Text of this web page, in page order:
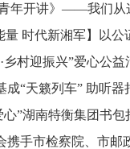
青年开讲》——我们从
量 时代新湘军】以公
年公证人为知识产权
乡村迎振兴”爱心公
成“天籁列车” 助听器
心”湖南特衡集团书
携手市检察院、市邮